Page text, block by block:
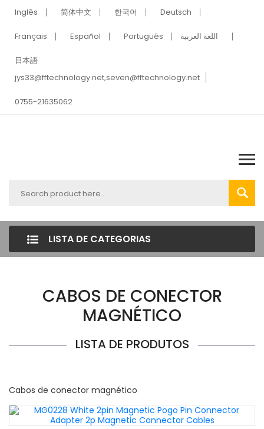
Inglês 简体中文 한국어 Deutsch
Français Español Português اللغة العربية
日本語
jys33@fftechnology.net,seven@fftechnology.net
0755-21635062
LISTA DE CATEGORIAS
CABOS DE CONECTOR
MAGNÉTICO
LISTA DE PRODUTOS
Cabos de conector magnético